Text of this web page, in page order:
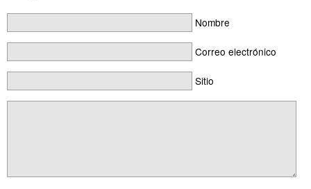
Nombre
Correo electrónico
Sitio